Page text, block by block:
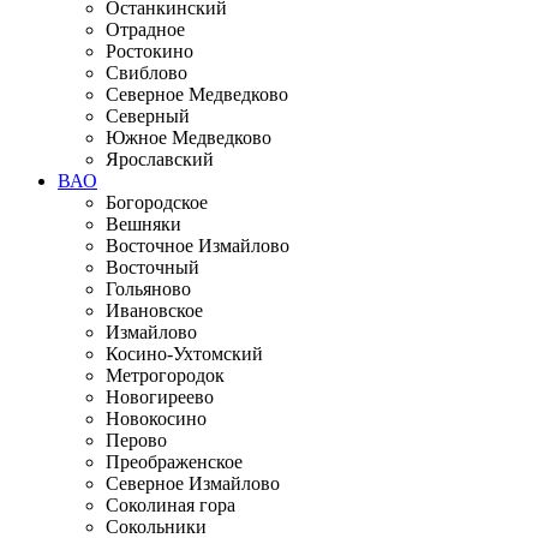
Останкинский
Отрадное
Ростокино
Свиблово
Северное Медведково
Северный
Южное Медведково
Ярославский
ВАО
Богородское
Вешняки
Восточное Измайлово
Восточный
Гольяново
Ивановское
Измайлово
Косино-Ухтомский
Метрогородок
Новогиреево
Новокосино
Перово
Преображенское
Северное Измайлово
Соколиная гора
Сокольники